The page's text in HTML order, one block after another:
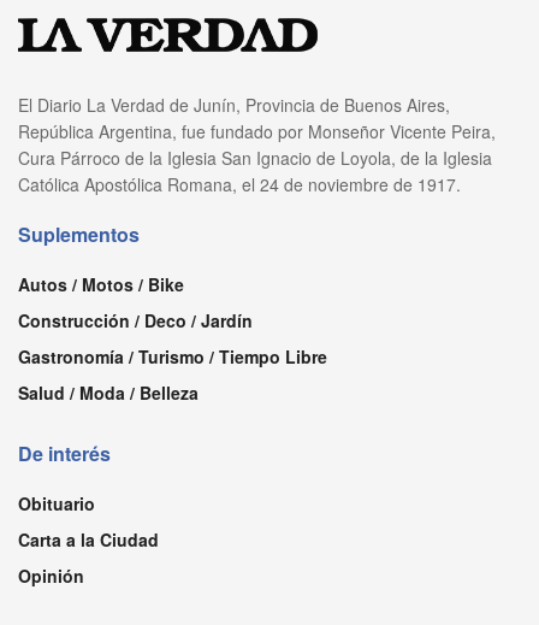
El Diario La Verdad de Junín, Provincia de Buenos Aires,
República Argentina, fue fundado por Monseñor Vicente Peira,
Cura Párroco de la Iglesia San Ignacio de Loyola, de la Iglesia
Católica Apostólica Romana, el 24 de noviembre de 1917.
Suplementos
Autos / Motos / Bike
Construcción / Deco / Jardín
Gastronomía / Turismo / Tiempo Libre
Salud / Moda / Belleza
De interés
Obituario
Carta a la Ciudad
Opinión